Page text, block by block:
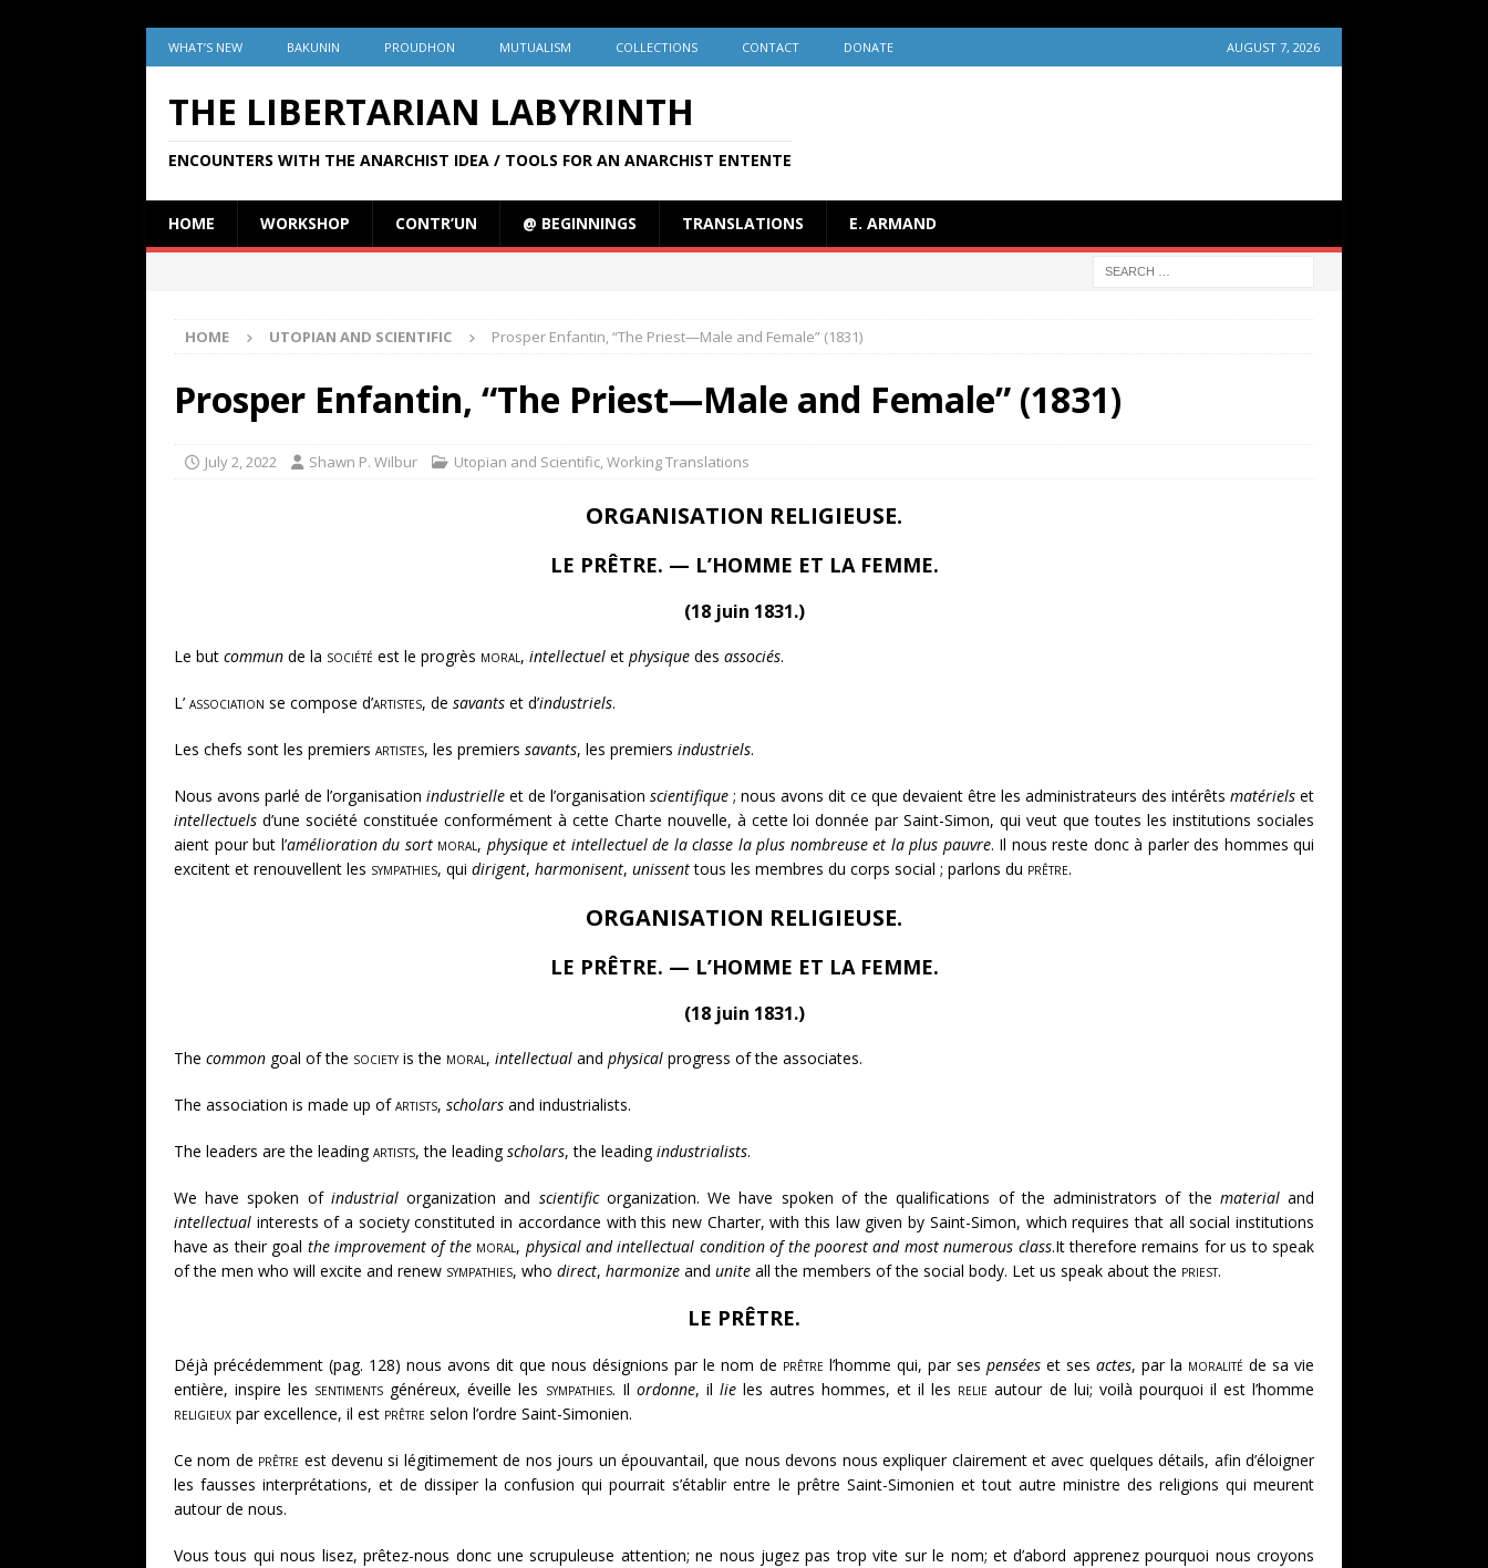
WHAT’S NEW BAKUNIN PROUDHON MUTUALISM COLLECTIONS CONTACT DONATE AUGUST 7, 2026
THE LIBERTARIAN LABYRINTH
ENCOUNTERS WITH THE ANARCHIST IDEA / TOOLS FOR AN ANARCHIST ENTENTE
HOME WORKSHOP CONTR’UN @ BEGINNINGS TRANSLATIONS E. ARMAND
HOME UTOPIAN AND SCIENTIFIC Prosper Enfantin, “The Priest—Male and Female” (1831)
Prosper Enfantin, “The Priest—Male and Female” (1831)
July 2, 2022 Shawn P. Wilbur Utopian and Scientific,Working Translations
ORGANISATION RELIGIEUSE.
LE PRÊTRE. — L’HOMME ET LA FEMME.
(18 juin 1831.)
Le but commun de la société est le progrès moral, intellectuel et physique des associés.
L’ association se compose d’artistes, de savants et d’industriels.
Les chefs sont les premiers artistes, les premiers savants, les premiers industriels.
Nous avons parlé de l’organisation industrielle et de l’organisation scientifique ; nous avons dit ce que devaient être les administrateurs des intérêts matériels et
intellectuels d’une société constituée conformément à cette Charte nouvelle, à cette loi donnée par Saint-Simon, qui veut que toutes les institutions sociales
aient pour but l’amélioration du sort moral, physique et intellectuel de la classe la plus nombreuse et la plus pauvre. Il nous reste donc à parler des hommes qui
excitent et renouvellent les sympathies, qui dirigent, harmonisent, unissenttous les membres du corps social ; parlons du prêtre.
ORGANISATION RELIGIEUSE.
LE PRÊTRE. — L’HOMME ET LA FEMME.
(18 juin 1831.)
The common goal of the society is the moral, intellectual and physical progress of the associates.
The association is made up ofartists, scholars and industrialists.
The leaders are the leadingartists, the leadingscholars, the leadingindustrialists.
We have spoken of industrialorganization and scientificorganization. We have spoken of the qualifications of the administrators of the materialand
intellectual interests of a society constituted in accordance with this new Charter, with this law given by Saint-Simon, which requires that all social institutions
have as their goal the improvement of the moral, physical and intellectual condition of the poorest and most numerous class.It therefore remains for us to speak
of the men who will excite and renew sympathies, who direct, harmonize and unite all the members of the social body. Let us speak about the priest.
LE PRÊTRE.
Déjà précédemment (pag. 128) nous avons dit que nous désignions par le nom de prêtre l’homme qui, par ses pensées et ses actes, par la moralité de sa vie
entière, inspire les sentiments généreux, éveille les sympathies. Il ordonne, il lieles autres hommes, et il les relie autour de lui; voilà pourquoi il est l’homme
religieux par excellence, il est prêtre selon l’ordre Saint-Simonien.
Ce nom de prêtre est devenu si légitimement de nos jours un épouvantail, que nous devons nous expliquer clairement et avec quelques détails, afin d’éloigner
les fausses interprétations, et de dissiper la confusion qui pourrait s’établir entre le prêtre Saint-Simonien et tout autre ministre des religions qui meurent
autour de nous.
Vous tous qui nous lisez, prêtez-nous donc une scrupuleuse attention; ne nous jugez pas trop vite sur le nom; et d’abord apprenez pourquoi nous croyons